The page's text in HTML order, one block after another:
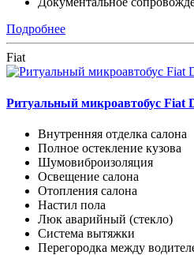
Подробнее
Fiat
Ритуальный микроавтобус Fiat
Внутренняя отделка салона
Полное остекление кузова
Шумовиброизоляция
Освещение салона
Отопления салона
Настил пола
Люк аварийный (стекло)
Система вытяжки
Перегородка между